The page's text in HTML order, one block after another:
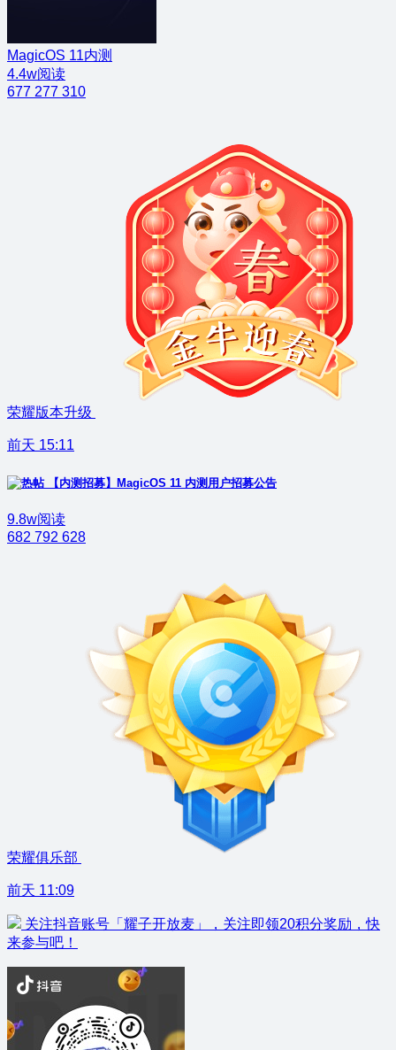
MagicOS 11内测
4.4w阅读
677 277 310
荣耀版本升级
前天 15:11
【内测招募】MagicOS 11 内测用户招募公告
9.8w阅读
682 792 628
荣耀俱乐部
前天 11:09
关注抖音账号「耀子开放麦」，关注即领20积分奖励，快
来参与吧！